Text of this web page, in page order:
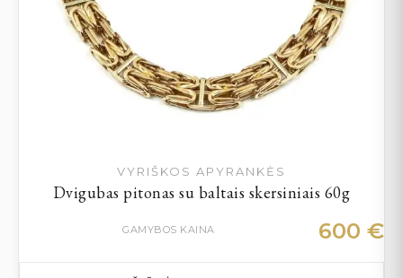
VYRIŠKOS APYRANKĖS
Dvigubas pitonas su baltais skersiniais 60g
GAMYBOS KAINA 600 €